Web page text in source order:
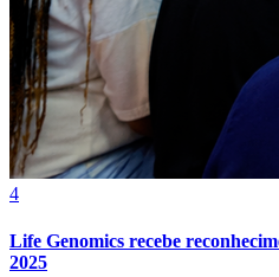
4
Life Genomics recebe
2025